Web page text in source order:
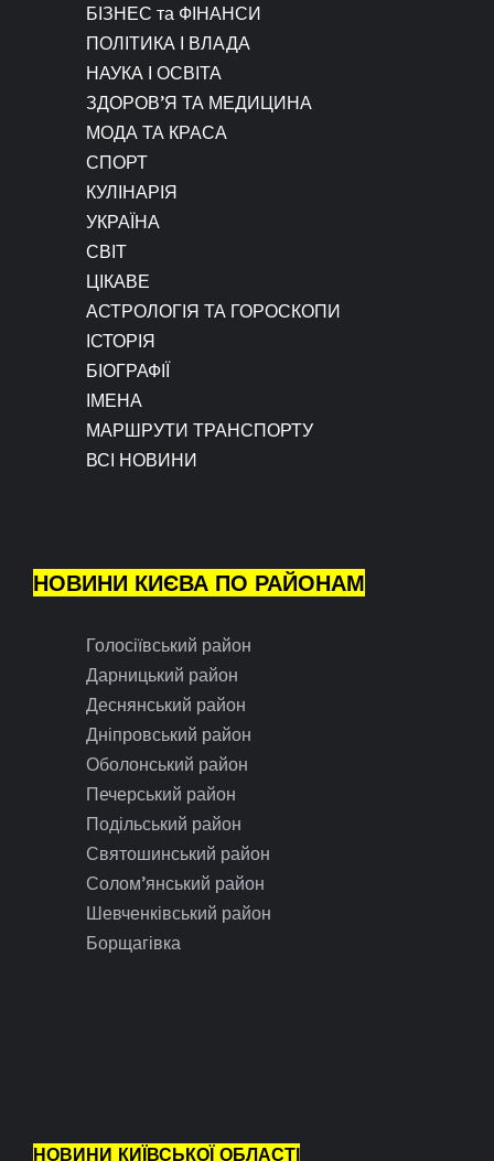
БІЗНЕС та ФІНАНСИ
ПОЛІТИКА І ВЛАДА
НАУКА І ОСВІТА
ЗДОРОВ’Я ТА МЕДИЦИНА
МОДА ТА КРАСА
СПОРТ
КУЛІНАРІЯ
УКРАЇНА
СВІТ
ЦІКАВЕ
АСТРОЛОГІЯ ТА ГОРОСКОПИ
ІСТОРІЯ
БІОГРАФІЇ
ІМЕНА
МАРШРУТИ ТРАНСПОРТУ
ВСІ НОВИНИ
НОВИНИ КИЄВА ПО РАЙОНАМ
Голосіївський район
Дарницький район
Деснянський район
Дніпровський район
Оболонський район
Печерський район
Подільський район
Святошинський район
Солом’янський район
Шевченківський район
Борщагівка
НОВИНИ КИЇВСЬКОЇ ОБЛАСТІ